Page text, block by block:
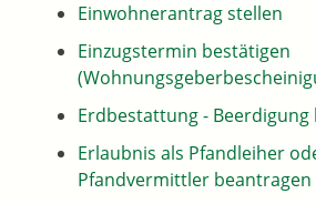
Einwohnerantrag stellen
Einzugstermin bestätigen
Erdbestattung -
Erlaubnis als Pfandleiher
Pfandvermittler beantragen